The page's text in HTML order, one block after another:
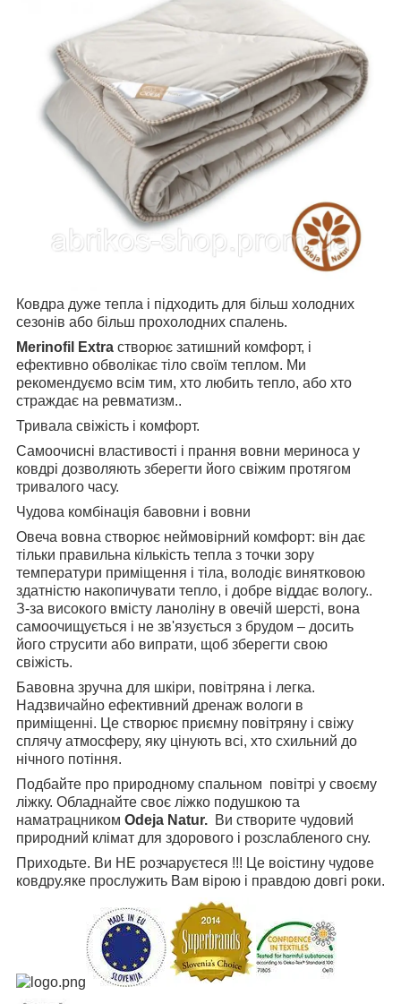
Ковдра дуже тепла і підходить для більш холодних
сезонів або більш прохолодних спалень.
Merinofil Extra створює затишний комфорт, і
ефективно обволікає тіло своїм теплом. Ми
рекомендуємо всім тим, хто любить тепло, або хто
страждає на ревматизм..
Тривала свіжість і комфорт.
Самоочисні властивості і прання вовни мериноса у
ковдрі дозволяють зберегти його свіжим протягом
тривалого часу.
Чудова комбінація бавовни і вовни
Овеча вовна створює неймовірний комфорт: він дає
тільки правильна кількість тепла з точки зору
температури приміщення і тіла, володіє винятковою
здатністю накопичувати тепло, і добре віддає вологу..
З-за високого вмісту ланоліну в овечій шерсті, вона
самоочищується і не зв'язується з брудом – досить
його струсити або випрати, щоб зберегти свою
свіжість.
Бавовна зручна для шкіри, повітряна і легка.
Надзвичайно ефективний дренаж вологи в
приміщенні. Це створює приємну повітряну і свіжу
сплячу атмосферу, яку цінують всі, хто схильний до
нічного потіння.
Подбайте про природному спальном повітрі у своєму
ліжку. Обладнайте своє ліжко подушкою та
наматрацником Odeja Natur. Ви створите чудовий
природний клімат для здорового і розслабленого сну.
Приходьте. Ви НЕ розчаруєтеся !!! Це воістину чудове
ковдру.яке прослужить Вам вірою і правдою довгі роки.